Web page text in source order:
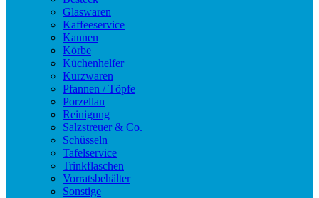
Glaswaren
Kaffeeservice
Kannen
Körbe
Küchenhelfer
Kurzwaren
Pfannen / Töpfe
Porzellan
Reinigung
Salzstreuer & Co.
Schüsseln
Tafelservice
Trinkflaschen
Vorratsbehälter
Sonstige